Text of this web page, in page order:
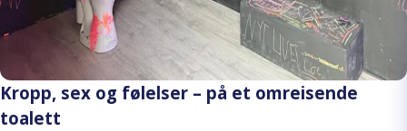
Kropp, sex og følelser – på et omreisende
toalett